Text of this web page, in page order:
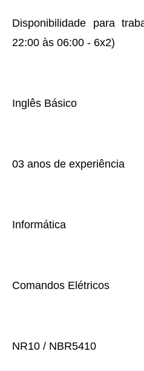
Disponibilidade para
22:00 às 06:00 - 6x2)
Inglês Básico
03 anos de experiência
Informática
Comandos Elétricos
NR10 / NBR5410